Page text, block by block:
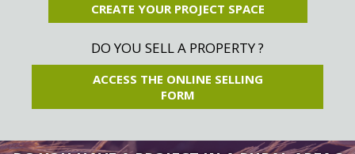
CREATE YOUR PROJECT SPACE
DO YOU SELL A PROPERTY ?
ACCESS THE ONLINE SELLING
FORM